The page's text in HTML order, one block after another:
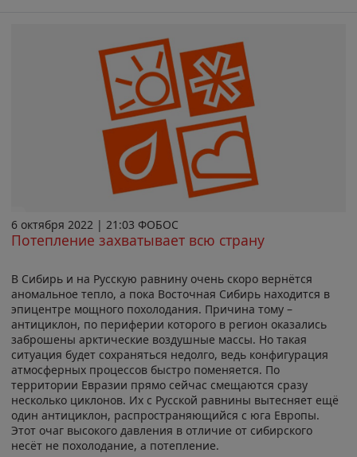
6 октября 2022 | 21:03 ФОБОС
Потепление захватывает всю страну
В Сибирь и на Русскую равнину очень скоро вернётся
аномальное тепло, а пока Восточная Сибирь находится в
эпицентре мощного похолодания. Причина тому –
антициклон, по периферии которого в регион оказались
заброшены арктические воздушные массы. Но такая
ситуация будет сохраняться недолго, ведь конфигурация
атмосферных процессов быстро поменяется. По
территории Евразии прямо сейчас смещаются сразу
несколько циклонов. Их с Русской равнины вытесняет ещё
один антициклон, распространяющийся с юга Европы.
Этот очаг высокого давления в отличие от сибирского
несёт не похолодание, а потепление.